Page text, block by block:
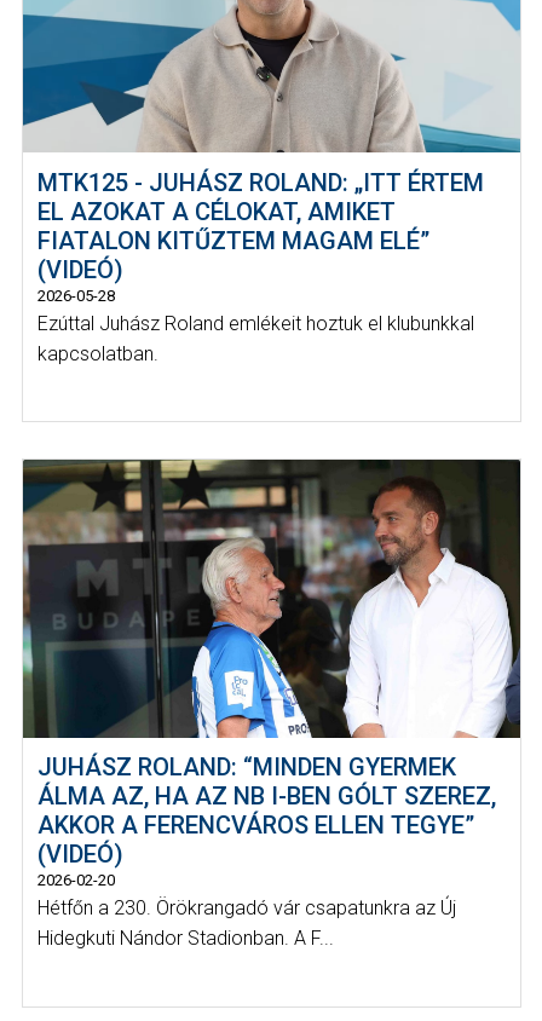
MTK125 - JUHÁSZ ROLAND: „ITT ÉRTEM
EL AZOKAT A CÉLOKAT, AMIKET
FIATALON KITŰZTEM MAGAM ELÉ”
(VIDEÓ)
2026-05-28
Ezúttal Juhász Roland emlékeit hoztuk el klubunkkal
kapcsolatban.
JUHÁSZ ROLAND: “MINDEN GYERMEK
ÁLMA AZ, HA AZ NB I-BEN GÓLT SZEREZ,
AKKOR A FERENCVÁROS ELLEN TEGYE”
(VIDEÓ)
2026-02-20
Hétfőn a 230. Örökrangadó vár csapatunkra az Új
Hidegkuti Nándor Stadionban. A F...